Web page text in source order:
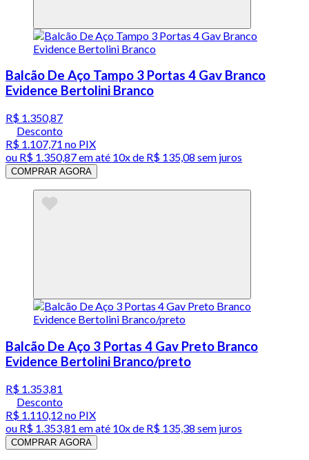
Balcão De Aço Tampo 3 Portas 4 Gav Branco
Evidence Bertolini Branco
R$ 1.350,87
Desconto
R$ 1.107,71 no PIX
ou R$ 1.350,87em até 10x de R$ 135,08 sem juros
COMPRAR AGORA
Balcão De Aço 3 Portas 4 Gav Preto Branco
Evidence Bertolini Branco/preto
R$ 1.353,81
Desconto
R$ 1.110,12 no PIX
ou R$ 1.353,81 em até 10x de R$ 135,38 sem juros
COMPRAR AGORA